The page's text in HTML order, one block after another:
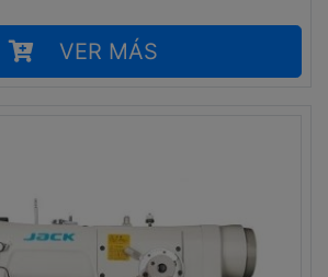
VER MÁS